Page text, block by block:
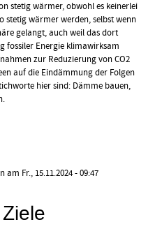
stetig wärmer, obwohl es keinerlei
stetig wärmer werden, selbst wenn
gelangt, auch weil das dort
fossiler Energie klimawirksam
zur Reduzierung von CO2
auf die Eindämmung der Folgen
hier sind: Dämme bauen,
am Fr., 15.11.2024 - 09:47